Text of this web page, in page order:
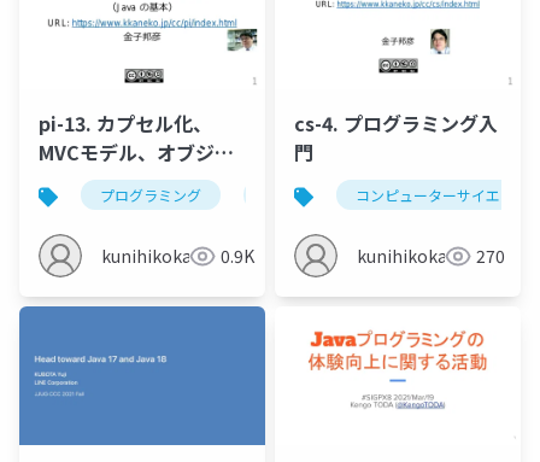
pi-13. カプセル化、
MVCモデル、オブジェ
クトのマッピング
プログラミング カプセル化 mvcモ
kunihikokaneko0.9K
cs-4. プログラミング入
門
コンピューターサイエンス
kunihikokaneko270